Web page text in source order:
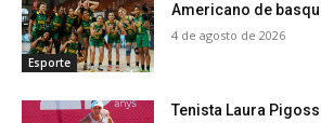
Esporte
Americano de
4 de agosto de 2026
Tenista Laura